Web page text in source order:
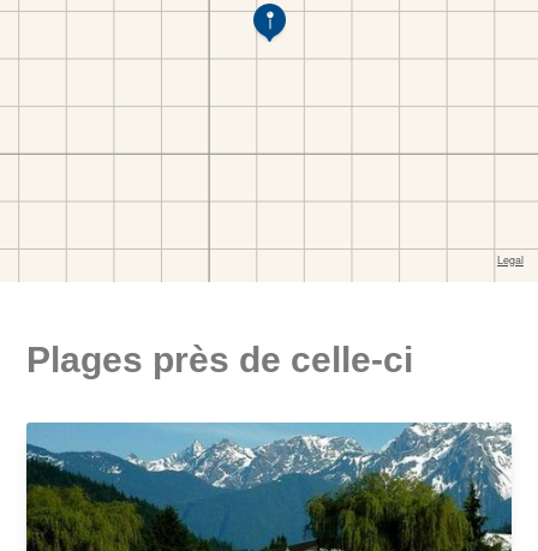
Plages près de celle-ci